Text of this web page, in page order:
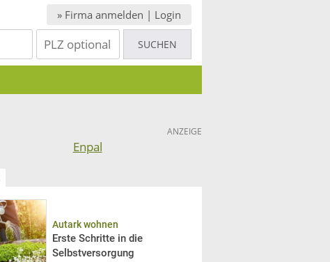
» Firma anmelden | Login
ANZEIGE
Autark wohnen
Erste Schritte in die
Selbstversorgung